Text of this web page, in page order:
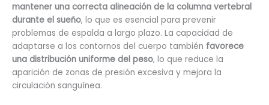
mantener una correcta alineación de la columna vertebral
durante el sueño, lo que es esencial para prevenir
problemas de espalda a largo plazo. La capacidad de
adaptarse a los contornos del cuerpo también favorece
una distribución uniforme del peso, lo que reduce la
aparición de zonas de presión excesiva y mejora la
circulación sanguínea.